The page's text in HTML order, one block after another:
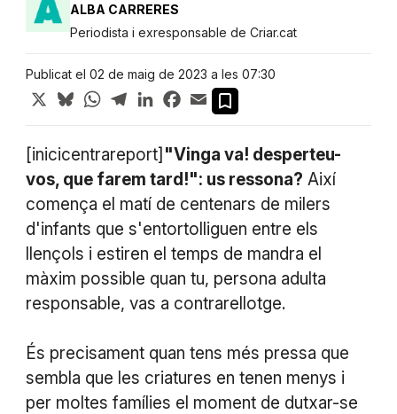
ALBA CARRERES
Periodista i exresponsable de Criar.cat
Publicat el 02 de maig de 2023 a les 07:30
X BlueskyWhatsApp
TelegramLinkedInFacebook
Email
[inicicentrareport] "Vinga va! desperteu-
vos, que farem tard!": us ressona? Així
comença el matí de centenars de milers
d'infants que s'entortolliguen entre els
llençols i estiren el temps de mandra el
màxim possible quan tu, persona adulta
responsable, vas a contrarellotge.
És precisament quan tens més pressa que
sembla que les criatures en tenen menys i
per moltes famílies el moment de dutxar-se